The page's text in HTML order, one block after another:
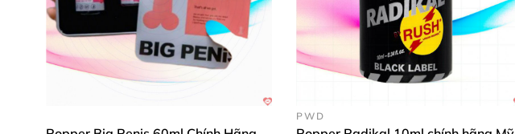
PWD